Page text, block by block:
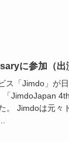
に参加（出
ス「Jimdo」が
JimdoJapan
。 Jimdoは元々